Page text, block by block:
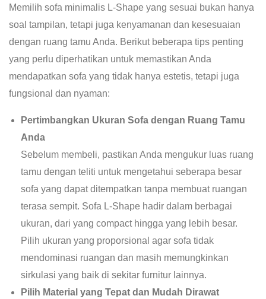
Memilih sofa minimalis L-Shape yang sesuai bukan hanya
soal tampilan, tetapi juga kenyamanan dan kesesuaian
dengan ruang tamu Anda. Berikut beberapa tips penting
yang perlu diperhatikan untuk memastikan Anda
mendapatkan sofa yang tidak hanya estetis, tetapi juga
fungsional dan nyaman:
Pertimbangkan Ukuran Sofa dengan Ruang Tamu
Anda
Sebelum membeli, pastikan Anda mengukur luas ruang
tamu dengan teliti untuk mengetahui seberapa besar
sofa yang dapat ditempatkan tanpa membuat ruangan
terasa sempit. Sofa L-Shape hadir dalam berbagai
ukuran, dari yang compact hingga yang lebih besar.
Pilih ukuran yang proporsional agar sofa tidak
mendominasi ruangan dan masih memungkinkan
sirkulasi yang baik di sekitar furnitur lainnya.
Pilih Material yang Tepat dan Mudah Dirawat